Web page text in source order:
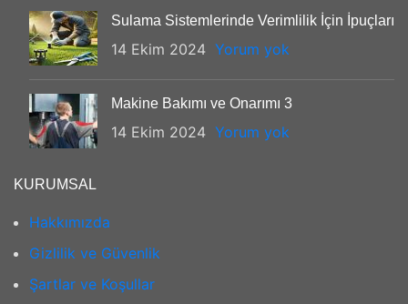
Sulama Sistemlerinde Verimlilik İçin İpuçları
14 Ekim 2024 Yorum yok
Makine Bakımı ve Onarımı 3
14 Ekim 2024 Yorum yok
KURUMSAL
Hakkımızda
Gizlilik ve Güvenlik
Şartlar ve Koşullar